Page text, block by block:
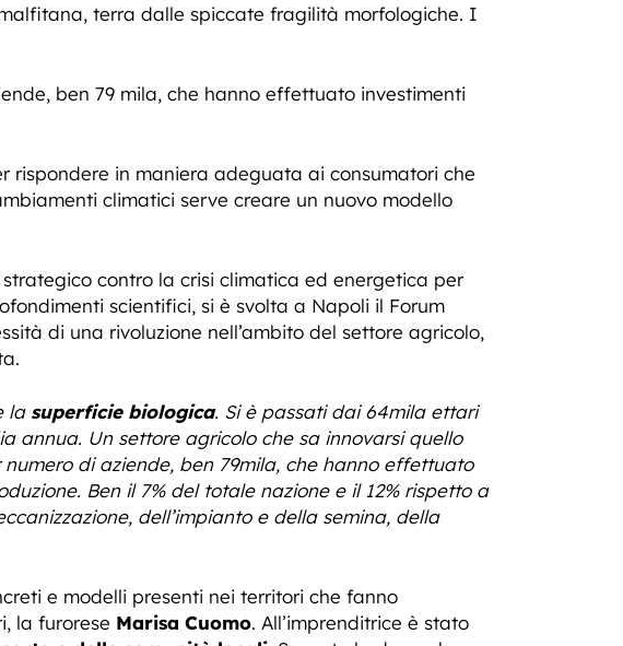
terra dalle spiccate fragilità morfologiche. I
ben 79 mila, che hanno effettuato investimenti
rispondere in maniera adeguata ai consumatori che
climatici serve creare un nuovo modello
contro la crisi climatica ed energetica per
scientifici, si è svolta a Napoli il Forum
di una rivoluzione nell’ambito del settore agricolo,
lasuperficie biologica. Si è passati dai 64mila ettari
annua. Un settore agricolo che sa innovarsi quello
di aziende, ben 79mila, che hanno effettuato
Ben il 7% del totale nazione e il 12% rispetto a
dell’impianto e della semina, della
e modelli presenti nei territori che fanno
la furorese Marisa Cuomo. All’imprenditrice è stato